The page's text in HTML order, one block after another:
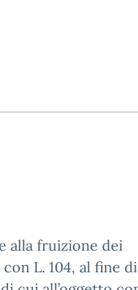
alla fruizione dei
L. 104, al fine di